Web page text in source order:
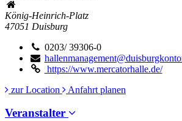
König-Heinrich-Platz
47051 Duisburg
0203/ 39306-0
https://www.mercatorhalle.de/
zur Location
Anfahrt planen
Veranstalter